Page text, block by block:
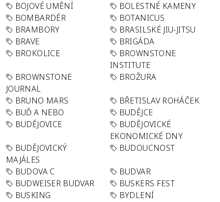
BOJOVÉ UMĚNÍ
BOLESTNÉ KAMENY
BOMBARDÉR
BOTANICUS
BRAMBORY
BRASILSKÉ JIU-JITSU
BRAVE
BRIGÁDA
BROKOLICE
BROWNSTONE
INSTITUTE
BROWNSTONE
JOURNAL
BROŽURA
BRUNO MARS
BŘETISLAV ROHÁČEK
BUĎ A NEBO
BUDĚJCE
BUDĚJOVICE
BUDĚJOVICKÉ
EKONOMICKÉ DNY
BUDĚJOVICKÝ
MAJÁLES
BUDOUCNOST
BUDOVA C
BUDVAR
BUDWEISER BUDVAR
BUSKERS FEST
BUSKING
BYDLENÍ